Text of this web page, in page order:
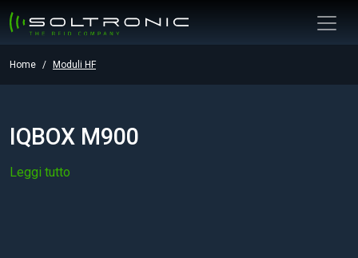
Home Moduli HF
IQBOX M900
Leggi tutto